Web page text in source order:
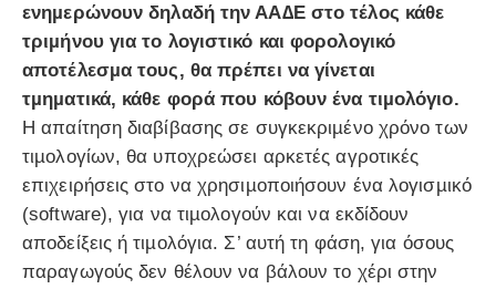
ενηµερώνουν δηλαδή την ΑΑ∆Ε στο τέλος κάθε
τριµήνου για το λογιστικό και φορολογικό
αποτέλεσµα τους, θα πρέπει να γίνεται
τµηµατικά, κάθε φορά που κόβουν ένα τιµολόγιο.
Η απαίτηση διαβίβασης σε συγκεκριµένο χρόνο των
τιµολογίων, θα υποχρεώσει αρκετές αγροτικές
επιχειρήσεις στο να χρησιµοποιήσουν ένα λογισµικό
(software), για να τιµολογούν και να εκδίδουν
αποδείξεις ή τιµολόγια. Σ’ αυτή τη φάση, για όσους
παραγωγούς δεν θέλουν να βάλουν το χέρι στην